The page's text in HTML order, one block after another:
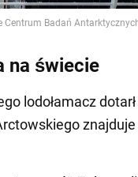
na świecie
lodołamacz